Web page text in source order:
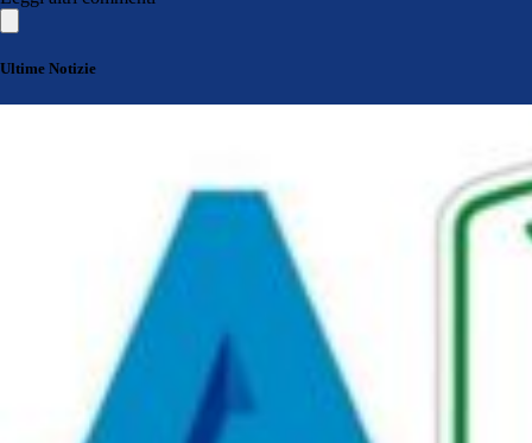
Ultime Notizie